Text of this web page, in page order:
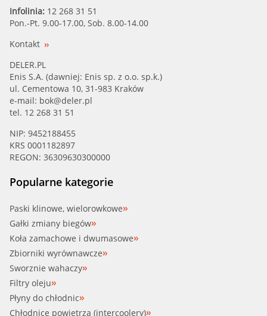
RUV (65011)
SKF (VKPC 88607)
SWAG (20 15 0007)
TTC (08.19.052)
VAICO (V20-50011)
VALEO (506169)
Infolinia: 12 268 31 51
Pon.-Pt. 9.00-17.00, Sob. 8.00-14.00
Kontakt
DELER.PL
Enis S.A. (dawniej: Enis sp. z o.o. sp.k.)
ul. Cementowa 10, 31-983 Kraków
e-mail: bok@deler.pl
tel. 12 268 31 51
NIP: 9452188455
KRS 0001182897
REGON: 36309630300000
Popularne kategorie
Paski klinowe, wielorowkowe
Gałki zmiany biegów
Koła zamachowe i dwumasowe
Zbiorniki wyrównawcze
Sworznie wahaczy
Filtry oleju
Płyny do chłodnic
Chłodnice powietrza (intercoolery)